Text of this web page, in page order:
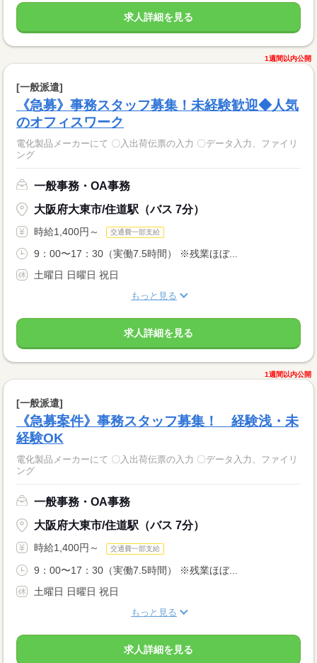
求人詳細を見る
1週間以内公開
[一般派遣]
《急募》事務スタッフ募集！未経験歓迎◆人気
のオフィスワーク
電化製品メーカーにて 〇入出荷伝票の入力 〇データ入力、ファイリ
ング
一般事務・OA事務
大阪府大東市/住道駅（バス 7分）
時給1,400円～ 交通費一部支給
9：00〜17：30（実働7.5時間） ※残業ほぼ...
土曜日 日曜日 祝日
もっと見る
求人詳細を見る
1週間以内公開
[一般派遣]
《急募案件》事務スタッフ募集！ 経験浅・未
経験OK
電化製品メーカーにて 〇入出荷伝票の入力 〇データ入力、ファイリ
ング
一般事務・OA事務
大阪府大東市/住道駅（バス 7分）
時給1,400円～ 交通費一部支給
9：00〜17：30（実働7.5時間） ※残業ほぼ...
土曜日 日曜日 祝日
もっと見る
求人詳細を見る